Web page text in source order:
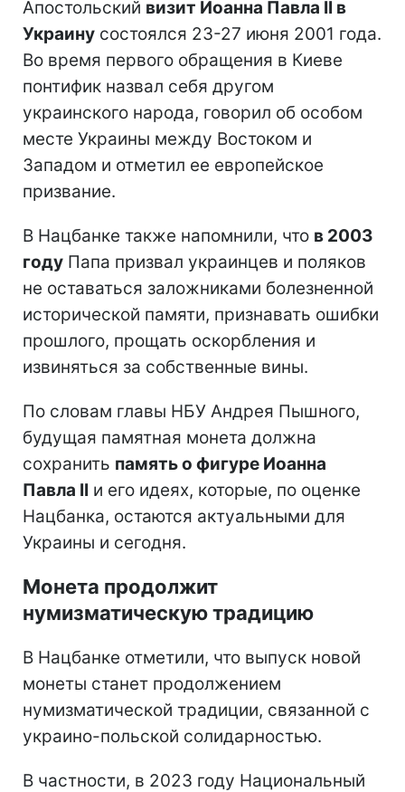
Апостольский визит Иоанна Павла II в
Украину состоялся 23-27 июня 2001 года.
Во время первого обращения в Киеве
понтифик назвал себя другом
украинского народа, говорил об особом
месте Украины между Востоком и
Западом и отметил ее европейское
призвание.
В Нацбанке также напомнили, что в 2003
году Папа призвал украинцев и поляков
не оставаться заложниками болезненной
исторической памяти, признавать ошибки
прошлого, прощать оскорбления и
извиняться за собственные вины.
По словам главы НБУ Андрея Пышного,
будущая памятная монета должна
сохранить память о фигуре Иоанна
Павла II и его идеях, которые, по оценке
Нацбанка, остаются актуальными для
Украины и сегодня.
Монета продолжит
нумизматическую традицию
В Нацбанке отметили, что выпуск новой
монеты станет продолжением
нумизматической традиции, связанной с
украино-польской солидарностью.
В частности, в 2023 году Национальный